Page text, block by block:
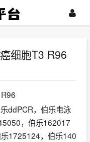
细胞T3 R96
ddPCR，伯乐电泳
，伯乐162017
1725124，伯乐140